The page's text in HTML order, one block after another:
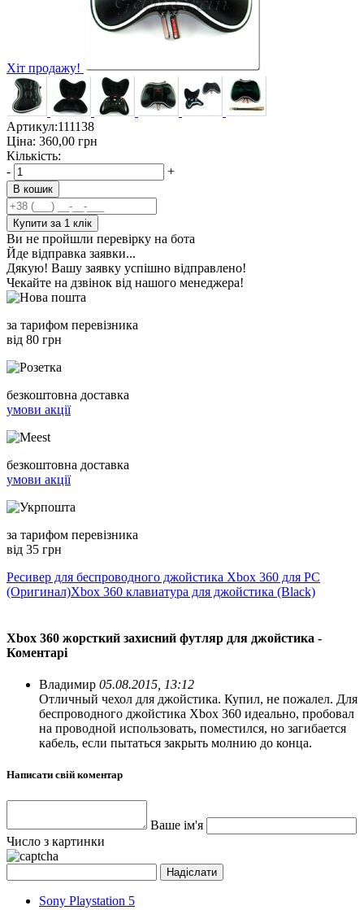
Хіт продажу!
Артикул:111138
Ціна: 360,00 грн
Кількість:
-
+
В кошик
Купити за 1 клiк
Ви не пройшли перевірку на бота
Йде відправка заявки...
Дякую! Вашу заявку успішно відправлено!
Чекайте на дзвінок від нашого менеджера!
за тарифом перевізника
від 80 грн
безкоштовна доставка
умови акції
безкоштовна доставка
умови акції
за тарифом перевізника
від 35 грн
Ресивер для беспроводного джойстика Xbox 360 для PC
(Оригинал)Xbox 360 клавиатура для джойстика (Black)
Xbox 360 жорсткий захисний футляр для джойстика -
Коментарі
Владимир 05.08.2015, 13:12
Отличный чехол для джойстика. Купил, не пожалел. Для
беспроводного джойстика Xbox 360 идеально, пробовал
на проводной использовать, поместился, но загибается
кабель, если пытаться закрыть молнию до конца.
Написати свій коментар
Ваше ім'я
Число з картинки
Sony Playstation 5